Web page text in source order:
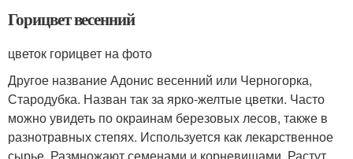
Горицвет весенний
цветок горицвет на фото
Другое название Адонис весенний или Черногорка,
Стародубка. Назван так за ярко-желтые цветки. Часто
можно увидеть по окраинам березовых лесов, также в
разнотравных степях. Используется как лекарственное